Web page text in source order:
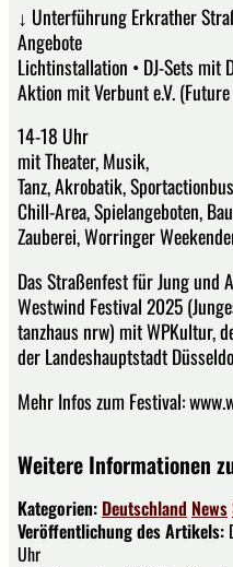
↓ Unterführung Erkrather
Angebote
Lichtinstallation • DJ-Sets mit
Aktion mit Verbunt e.V.
14-18 Uhr
mit Theater, Musik,
Tanz, Akrobatik,
Chill-Area, Spielangeboten,
Zauberei, Worringer
Das Straßenfest für Jung und
Westwind Festival 2025
tanzhaus nrw) mit WPKultur,
der Landeshauptstadt
Mehr Infos zum Festival:
Weitere Informationen
Kategorien: Deutschland News
Veröffentlichung des Artikels:
Uhr